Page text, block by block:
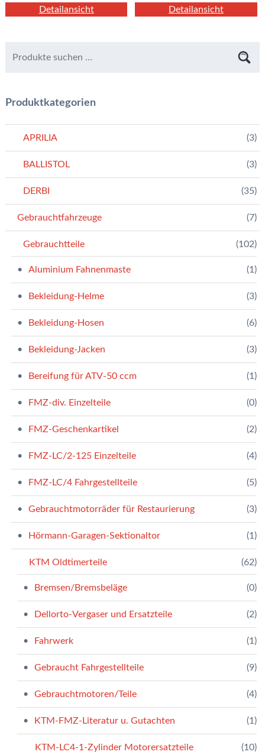
Detailansicht Detailansicht
Produktkategorien
APRILIA (3)
BALLISTOL (3)
DERBI (35)
Gebrauchtfahrzeuge (7)
Gebrauchtteile (102)
Aluminium Fahnenmaste (1)
Bekleidung-Helme (3)
Bekleidung-Hosen (6)
Bekleidung-Jacken (3)
Bereifung für ATV-50 ccm (1)
FMZ-div. Einzelteile (0)
FMZ-Geschenkartikel (2)
FMZ-LC/2-125 Einzelteile (4)
FMZ-LC/4 Fahrgestellteile (5)
Gebrauchtmotorräder für Restaurierung (3)
Hörmann-Garagen-Sektionaltor (1)
KTM Oldtimerteile (62)
Bremsen/Bremsbeläge (0)
Dellorto-Vergaser und Ersatzteile (2)
Fahrwerk (1)
Gebraucht Fahrgestellteile (9)
Gebrauchtmotoren/Teile (4)
KTM-FMZ-Literatur u. Gutachten (1)
KTM-LC4-1-Zylinder Motorersatzteile (10)